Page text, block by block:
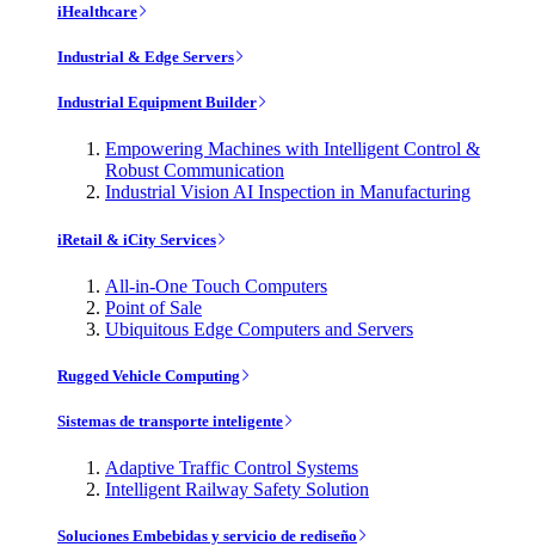
iHealthcare
Industrial & Edge Servers
Industrial Equipment Builder
Empowering Machines with Intelligent Control &
Robust Communication
Industrial Vision AI Inspection in Manufacturing
iRetail & iCity Services
All-in-One Touch Computers
Point of Sale
Ubiquitous Edge Computers and Servers
Rugged Vehicle Computing
Sistemas de transporte inteligente
Adaptive Traffic Control Systems
Intelligent Railway Safety Solution
Soluciones Embebidas y servicio de rediseño